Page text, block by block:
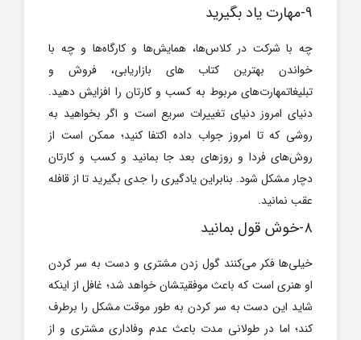
۹-مهارت یاد بگیرید
چه با شرکت در کلاس‌ها، همایش‌ها و کارگاه‌ها و چه با
خواندن بهترین کتاب های بازاریابی، فروش و
تبلیغاتمهارت‌های مربوط به کسب و کارتان را افزایش دهید.
دنیای امروز دنیای تغییرات سریع است و اگر بخواهید به
روشی که تا امروز جواب داده اکتفا کنید؛ ممکن است از
روش‌های فردا و روزهای بعد جا بمانید و کسب و کارتان
دچار مشکل شود. بنابراین یادگیری را جدی بگیرید تا از قافله
عقب نمانید.
۸-خوش قول بمانید
خیلی‌ها فکر می‌کنند گول زدن مشتری و دست به سر کردن
او هنری است که باعث موفقیتشان خواهد شد؛ غافل از اینکه
شاید این دست به سر کردن به طور موقت مشکل را برطرف
کند؛ اما در طولانی مدت باعث عدم وفاداری مشتری و از